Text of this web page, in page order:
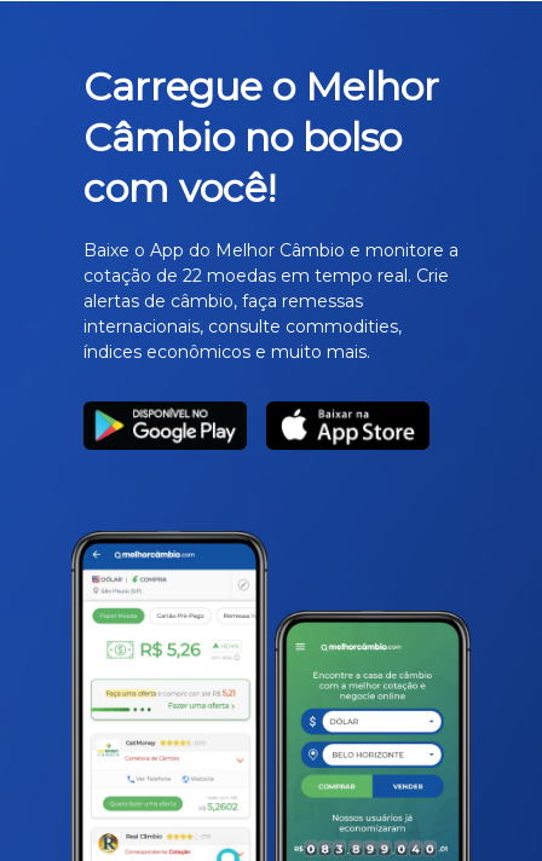
Carregue o Melhor
Câmbio no bolso
com você!
Baixe o App do Melhor Câmbio e monitore a
cotação de 22 moedas em tempo real. Crie
alertas de câmbio, faça remessas
internacionais, consulte commodities,
índices econômicos e muito mais.